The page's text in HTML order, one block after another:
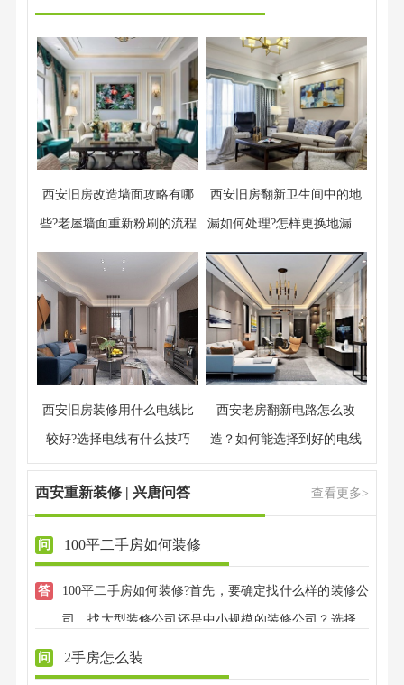
西安旧房改造墙面攻略有哪
些?老屋墙面重新粉刷的流程
西安旧房翻新卫生间中的地
漏如何处理?怎样更换地漏及
维护
西安旧房装修用什么电线比
较好?选择电线有什么技巧
西安老房翻新电路怎么改
造？如何能选择到好的电线
西安重新装修 | 兴唐问答 查看更多>
100平二手房如何装修
100平二手房如何装修?首先，要确定找什么样的装修公
司，找大型装修公司还是中小规模的装修公司？选择半
包还是全包？准备简单装修还是讲究装修风格？这些都
是考虑的基础，在此基础上然后找一家靠谱的、口碑好
2手房怎么装